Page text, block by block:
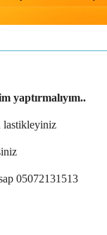
yaptırmalıyım..
lastikleyiniz
05072131513